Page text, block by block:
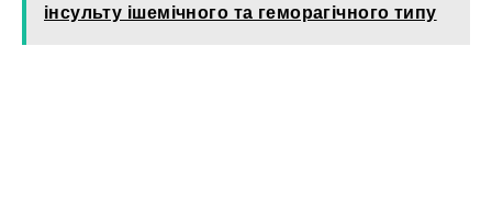
інсульту ішемічного та геморагічного типу